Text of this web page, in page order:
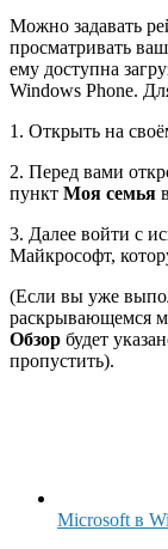
Можно задавать
просматривать
ему доступна
Windows Phone.
1. Открыть на
2. Перед вами
пункт Моя семья
3. Далее войти с
Майкрософт,
(Если вы уже
раскрывающемся
Обзор будет
пропустить).
Microsoft в